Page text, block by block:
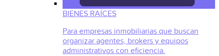
BIENES RAÍCES
Para empresas inmobiliarias que buscan
organizar agentes, brokers y equipos
administrativos con eficiencia.